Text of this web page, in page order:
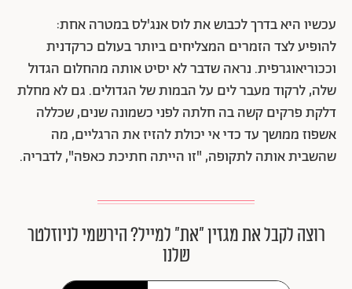
עכשיו היא בדרך לכבוש את לוס אנג'לס במטרה אחת:
להופיע לצד הזמרים המצליחים ביותר בעולם כרקדנית
וככוריאוגרפית. נראה שדבר לא יסיט אותה מהחלום הגדול
שלה, לרקוד מעבר לים על הבמות של הגדולים. גם לא מחלת
דלקת פרקים קשה בה חלתה לפני כשמונה שנים, שכללה
אשפוז ממושך עד כדי אי יכולת להזיז את הרגליים, מה
שהשבית אותה לתקופה, "זו הייתה חתיכת כאפה", לדבריה.
רוצה לקבל את מגזין ״את״ למייל? הירשמי לניוזלטר
שלנו